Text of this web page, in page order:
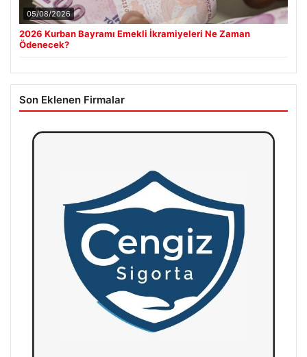
05/08/2026
2026 Kurban Bayramı Emekli İkramiyeleri Ne Zaman
Ödenecek?
Son Eklenen Firmalar